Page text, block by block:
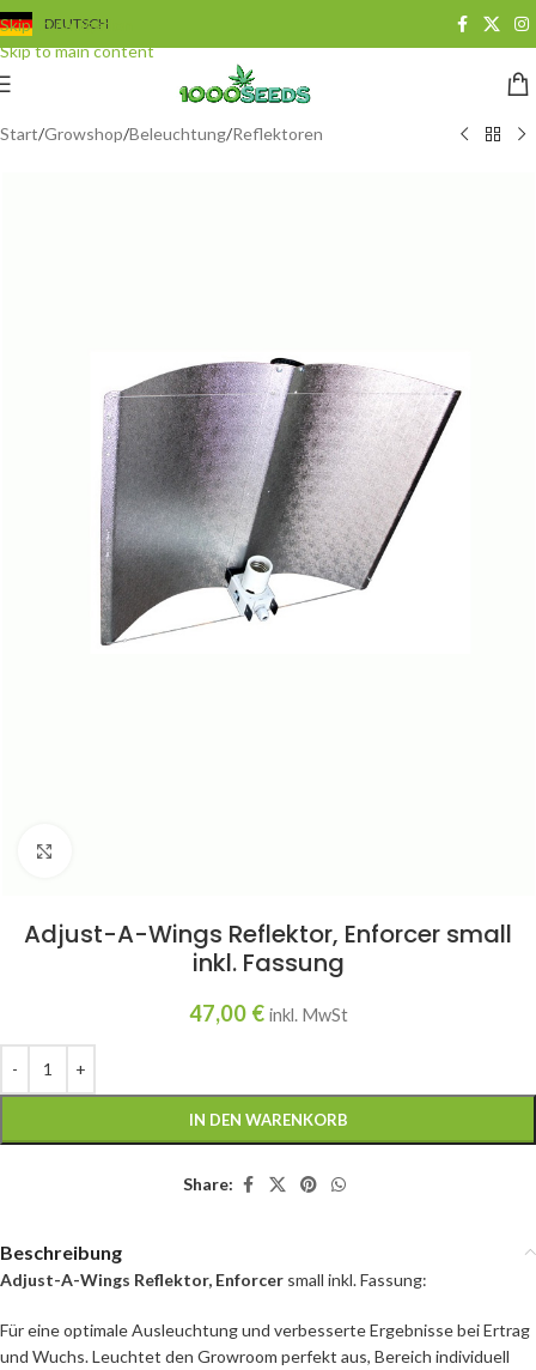
Skip to navigation
Skip to main content
DEUTSCH
Start/Growshop/Beleuchtung/Reflektoren
Adjust-A-Wings Reflektor, Enforcer small
inkl. Fassung
47,00 € inkl. MwSt
IN DEN WARENKORB
Share:
Beschreibung
Adjust-A-Wings Reflektor, Enforcer small inkl. Fassung:
Für eine optimale Ausleuchtung und verbesserte Ergebnisse bei Ertrag
und Wuchs. Leuchtet den Growroom perfekt aus, Bereich individuell